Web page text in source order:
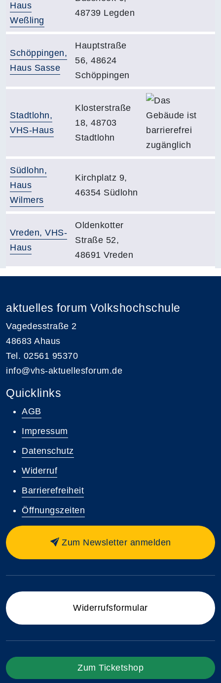
Gebäudeübersicht
Haus
Weßling
48739 Legden
Gebäude:
Schöppingen,
Haus Sasse
Adresse:
Hauptstraße
56, 48624
Schöppingen
Gebäude:
Stadtlohn,
VHS-Haus
Adresse:
Klosterstraße
18, 48703
Stadtlohn
Gebäude:
Südlohn,
Haus
Wilmers
Adresse:
Kirchplatz 9,
46354 Südlohn
Gebäude:
Vreden, VHS-
Haus
Adresse:
Oldenkotter
Straße 52,
48691 Vreden
aktuelles forum Volkshochschule
Vagedesstraße 2
48683 Ahaus
Tel. 02561 95370
info@vhs-aktuellesforum.de
Quicklinks
AGB
Impressum
Datenschutz
Widerruf
Barrierefreiheit
Öffnungszeiten
Zum Newsletter anmelden
Widerrufsformular
Zum Ticketshop